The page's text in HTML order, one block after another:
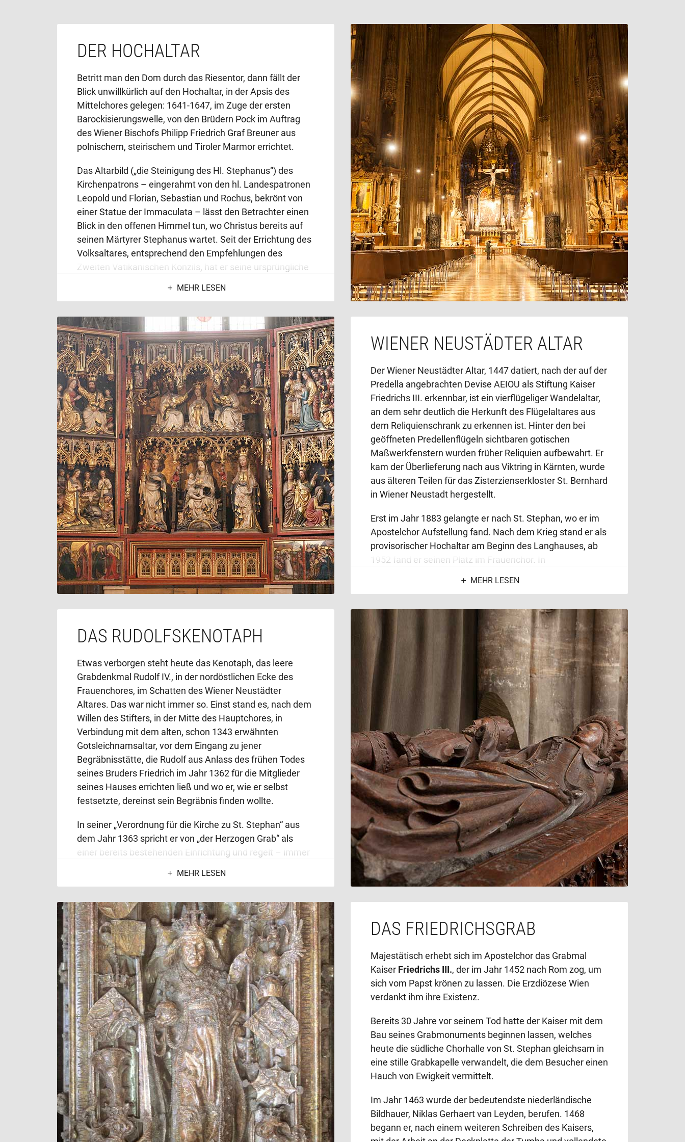
DER HOCHALTAR
Betritt man den Dom durch das Riesentor, dann fällt der
Blick unwillkürlich auf den Hochaltar, in der Apsis des
Mittelchores gelegen: 1641-1647, im Zuge der ersten
Barockisierungswelle, von den Brüdern Pock im Auftrag
des Wiener Bischofs Philipp Friedrich Graf Breuner aus
polnischem, steirischem und Tiroler Marmor errichtet.
Das Altarbild („die Steinigung des Hl. Stephanus“) des
Kirchenpatrons – eingerahmt von den hl. Landespatronen
Leopold und Florian, Sebastian und Rochus, bekrönt von
einer Statue der Immaculata – lässt den Betrachter einen
Blick in den offenen Himmel tun, wo Christus bereits auf
seinen Märtyrer Stephanus wartet. Seit der Errichtung des
Volksaltares, entsprechend den Empfehlungen des
Zweiten Vatikanischen Konzils, hat er seine ursprüngliche
barocke Leuchter als Symbol der sieben urkirchlichen
MEHR LESEN
WIENER NEUSTÄDTER ALTAR
Der Wiener Neustädter Altar, 1447 datiert, nach der auf der
Predella angebrachten Devise AEIOU als Stiftung Kaiser
Friedrichs III. erkennbar, ist ein vierflügeliger Wandelaltar,
an dem sehr deutlich die Herkunft des Flügelaltares aus
dem Reliquienschrank zu erkennen ist. Hinter den bei
geöffneten Predellenflügeln sichtbaren gotischen
Maßwerkfenstern wurden früher Reliquien aufbewahrt. Er
kam der Überlieferung nach aus Viktring in Kärnten, wurde
aus älteren Teilen für das Zisterzienserkloster St. Bernhard
in Wiener Neustadt hergestellt.
Erst im Jahr 1883 gelangte er nach St. Stephan, wo er im
Apostelchor Aufstellung fand. Nach dem Krieg stand er als
provisorischer Hochaltar am Beginn des Langhauses, ab
1952 fand er seinen Platz im Frauenchor. In
Altarflügel Heilige auf dunklem Grund, in halbgeöffnetem
populäre Heilige – die Zahl 72 steht nach der
mittelalterlichen Zahlenallegorese für die vollkommene
Fülle (alle Heiligen). Der ganz geöffnete Altar stellt
plastisch das Marienleben dar.
MEHR LESEN
DAS RUDOLFSKENOTAPH
Etwas verborgen steht heute das Kenotaph, das leere
Grabdenkmal Rudolf IV., in der nordöstlichen Ecke des
Frauenchores, im Schatten des Wiener Neustädter
Altares. Das war nicht immer so. Einst stand es, nach dem
Willen des Stifters, in der Mitte des Hauptchores, in
Verbindung mit dem alten, schon 1343 erwähnten
Gotsleichnamsaltar, vor dem Eingang zu jener
Begräbnisstätte, die Rudolf aus Anlass des frühen Todes
seines Bruders Friedrich im Jahr 1362 für die Mitglieder
seines Hauses errichten ließ und wo er, wie er selbst
festsetzte, dereinst sein Begräbnis finden wollte.
In seiner „Verordnung für die Kirche zu St. Stephan“ aus
dem Jahr 1363 spricht er von „der Herzogen Grab“ als
einer bereits bestehenden Einrichtung und regelt – immer
Verehrung bis ins Kleinste, wenn er zum Beispiel anordnet,
den alter zwu, und auf der Herczogen grab zwu Kerczen“.
Das von ihm gestiftete Kollegiatkapitel wurde verpflichtet,
täglich ein feierliches „ampt“ auf „Gotsleichnams und
unser vrowen altar, der do stet auff unser grab“ zu singen.
So sorgte der Herzog bereits zu Lebzeiten für sein ewiges
Angedenken. Und als er bald darauf, am 27. Juli 1365, erst
26-jährig in Mailand starb, sollte sich seine Vorstellung
ewiger Präsenz inmitten seiner Stiftungen erfüllen: Vor
dem Altar über dem Abgang zu seiner Gruft stand sein
Grabdenkmal, mit dem Modell des Turmes zu seinen
Füßen, an dessen Sockel trauernde Kanoniker und
Professoren, Vertreter seiner beiden wichtigsten
Stiftungen. An allen bedeutsamen Orten seiner Kirche sein
und seiner Gemahlin Bildnis: am Westwerk an jenen
Kapellen, die an beiden Seiten der alten hohenstaufisch-
babenbergischen Herrscherempore angebaut worden
waren, an den beiden Seitenportalen der erweiterten
MEHR LESEN
DAS FRIEDRICHSGRAB
Majestätisch erhebt sich im Apostelchor das Grabmal
Kaiser Friedrichs III., der im Jahr 1452 nach Rom zog, um
sich vom Papst krönen zu lassen. Die Erzdiözese Wien
verdankt ihm ihre Existenz.
Bereits 30 Jahre vor seinem Tod hatte der Kaiser mit dem
Bau seines Grabmonuments beginnen lassen, welches
heute die südliche Chorhalle von St. Stephan gleichsam in
eine stille Grabkapelle verwandelt, die dem Besucher einen
Hauch von Ewigkeit vermittelt.
Im Jahr 1463 wurde der bedeutendste niederländische
Bildhauer, Niklas Gerhaert van Leyden, berufen. 1468
begann er, nach einem weiteren Schreiben des Kaisers,